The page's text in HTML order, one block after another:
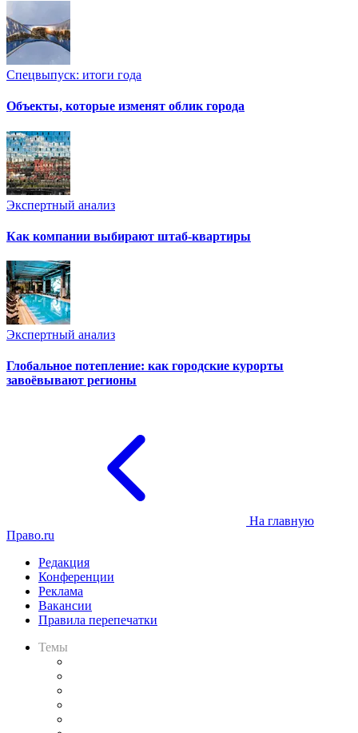
Спецвыпуск: итоги года
Объекты, которые изменят облик города
Экспертный анализ
Как компании выбирают штаб-квартиры
Экспертный анализ
Глобальное потепление: как городские курорты
завоёвывают регионы
На главную
Право.ru
Редакция
Конференции
Реклама
Вакансии
Правила перепечатки
Темы